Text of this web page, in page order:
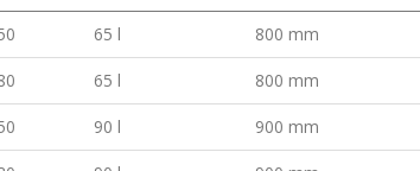
65 l 800 mm
65 l 800 mm
90 l 900 mm